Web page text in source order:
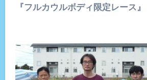
『フルカウルボディ限定レース』